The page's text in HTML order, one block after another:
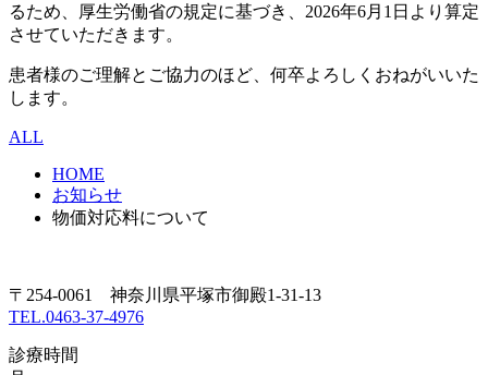
るため、厚生労働省の規定に基づき、2026年6月1日より算定
させていただきます。
患者様のご理解とご協力のほど、何卒よろしくおねがいいた
します。
ALL
HOME
お知らせ
物価対応料について
〒254-0061 神奈川県平塚市御殿1-31-13
TEL.0463-37-4976
診療時間